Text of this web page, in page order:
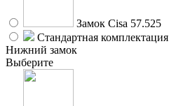
Замок Cisa 57.525
Стандартная комплектация
Нижний замок
Выберите